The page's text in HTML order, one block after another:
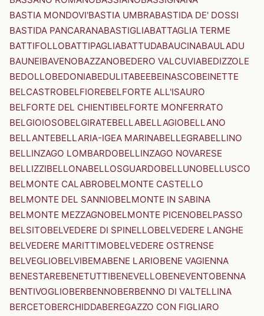
BASTIA MONDOVI'BASTIA UMBRABASTIDA DE' DOSSI
BASTIDA PANCARANABASTIGLIABATTAGLIA TERME
BATTIFOLLOBATTIPAGLIABATTUDABAUCINABAULADU
BAUNEIBAVENOBAZZANOBEDERO VALCUVIABEDIZZOLE
BEDOLLOBEDONIABEDULITABEEBEINASCOBEINETTE
BELCASTROBELFIOREBELFORTE ALL'ISAURO
BELFORTE DEL CHIENTIBELFORTE MONFERRATO
BELGIOIOSOBELGIRATEBELLABELLAGIOBELLANO
BELLANTEBELLARIA-IGEA MARINABELLEGRABELLINO
BELLINZAGO LOMBARDOBELLINZAGO NOVARESE
BELLIZZIBELLONABELLOSGUARDOBELLUNOBELLUSCO
BELMONTE CALABROBELMONTE CASTELLO
BELMONTE DEL SANNIOBELMONTE IN SABINA
BELMONTE MEZZAGNOBELMONTE PICENOBELPASSO
BELSITOBELVEDERE DI SPINELLOBELVEDERE LANGHE
BELVEDERE MARITTIMOBELVEDERE OSTRENSE
BELVEGLIOBELVIBEMABENE LARIOBENE VAGIENNA
BENESTAREBENETUTTIBENEVELLOBENEVENTOBENNA
BENTIVOGLIOBERBENNOBERBENNO DI VALTELLINA
BERCETOBERCHIDDABEREGAZZO CON FIGLIARO